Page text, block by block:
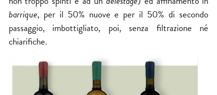
barrique, per il 50% nuove e per il 50% di secondo
passaggio, imbottigliato, poi, senza filtrazione né
chiarifiche.